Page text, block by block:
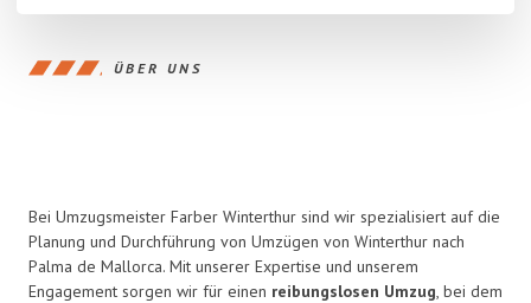
ÜBER UNS
Bei Umzugsmeister Farber Winterthur sind wir spezialisiert auf die
Planung und Durchführung von Umzügen von Winterthur nach
Palma de Mallorca. Mit unserer Expertise und unserem
Engagement sorgen wir für einen reibungslosen Umzug, bei dem